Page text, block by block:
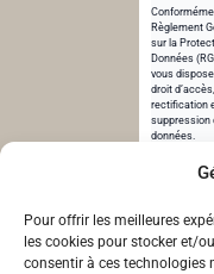
Pour offrir les meilleures
les cookies pour stocker et/
consentir à ces technologies
Règlement
sur la
Données
vous
droit
rectification
suppression
données.
consultez
© cheunapan.fr – Réalisé par